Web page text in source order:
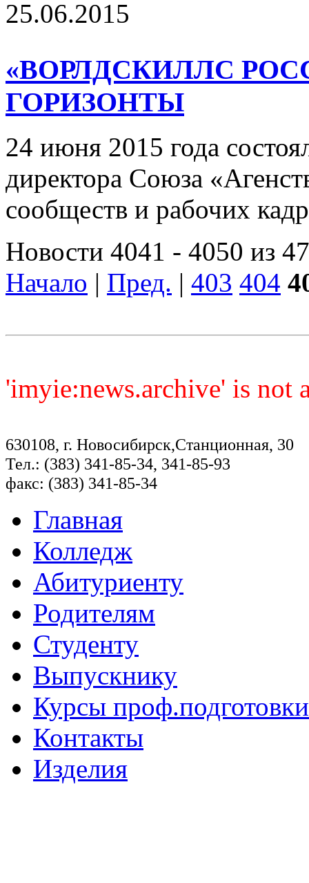
25.06.2015
«ВОРЛДСКИЛЛС
ГОРИЗОНТЫ
24 июня 2015 года
директора Союза
сообществ и рабочих
Новости 4041 - 4050 из
Начало | Пред. | 403 404
'imyie:news.archive' is not
630108, г. Новосибирск,Станционная, 30
Тел.: (383) 341-85-34, 341-85-93
факс: (383) 341-85-34
Главная
Колледж
Абитуриенту
Родителям
Студенту
Выпускнику
Курсы проф.подготовки
Контакты
Изделия